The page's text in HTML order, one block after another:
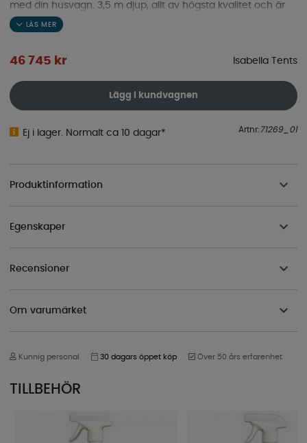
med din husvagn. 3,5 m djup, allt av högsta kvalitet och är
grundpelaren i Isabellas tältepok.
46 745 kr Isabella Tents
Lägg i kundvagnen
Ej i lager. Normalt ca 10 dagar* Artnr: 71269_01
Produktinformation
Egenskaper
Recensioner
Om varumärket
Kunnig personal 30 dagars öppet köp Över 50 års erfarenhet
TILLBEHÖR